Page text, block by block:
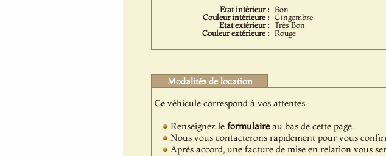
Etat intérieur : Bon
Couleur intérieure : Gingembre
Etat extérieur : Très Bon
Couleur extérieure : Rouge
Modalités de location
Ce véhicule correspond à vos attentes :
Renseignez le formulaireau bas de cette page.
Nous vous contacterons rapidement pour vous
Après accord, une facture de mise en relation vous